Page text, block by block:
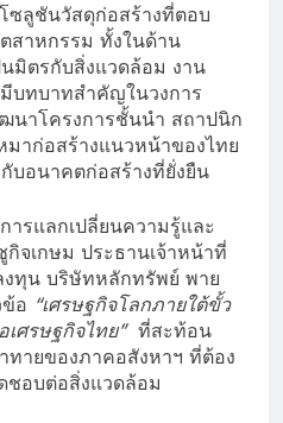
ซลูชันวัสดุก่อสร้างที่ตอบ
สาหกรรม ทั้งในด้าน
มิตรกับสิ่งแวดล้อม งาน
บทบาทสำคัญในวงการ
นาโครงการชั้นนำ สถาปนิก
มาก่อสร้างแนวหน้าของไทย
บอนาคตก่อสร้างที่ยั่งยืน
ารแลกเปลี่ยนความรู้และ
จเกษม ประธานเจ้าหน้าที่
งทุน บริษัทหลักทรัพย์ พาย
อ “เศรษฐกิจโลกภายใต้ขั้ว
ศรษฐกิจไทย”ที่สะท้อน
ายของภาคอสังหาฯ ที่ต้อง
ชอบต่อสิ่งแวดล้อม